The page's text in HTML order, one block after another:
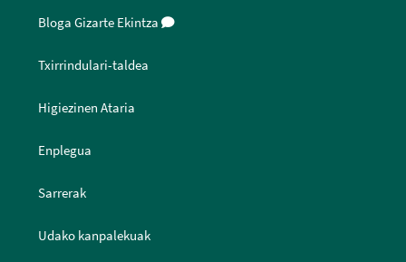
Bloga Gizarte Ekintza
Txirrindulari-taldea
Higiezinen Ataria
Enplegua
Sarrerak
Udako kanpalekuak